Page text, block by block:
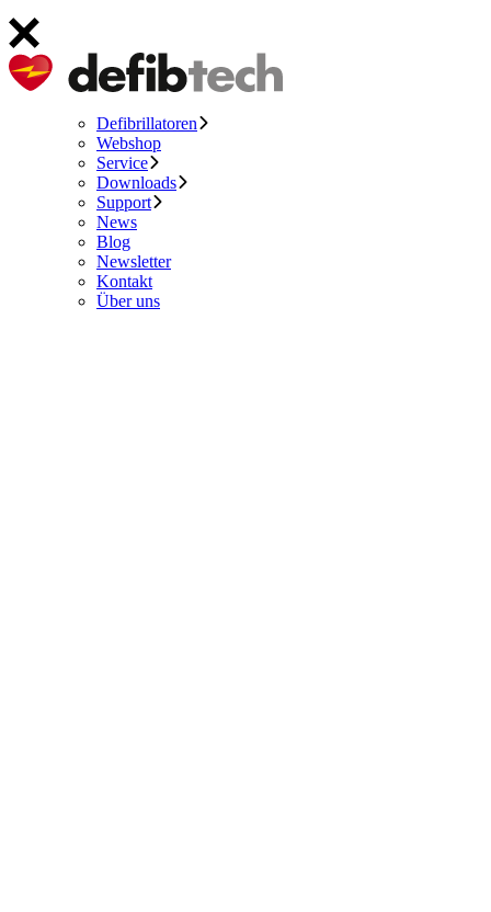
Defibrillatoren
Webshop
Service
Downloads
Support
News
Blog
Newsletter
Kontakt
Über uns